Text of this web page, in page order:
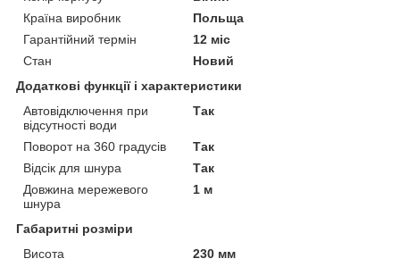
Країна виробник
Польща
Гарантійний термін
12 міс
Стан
Новий
Додаткові функції і характеристики
Автовідключення при
відсутності води
Так
Поворот на 360 градусів
Так
Відсік для шнура
Так
Довжина мережевого
шнура
1 м
Габаритні розміри
Висота
230 мм